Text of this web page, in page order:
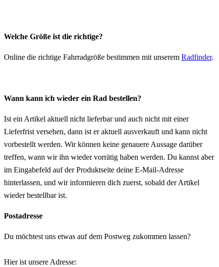
Welche Größe ist die richtige?
Online die richtige Fahrradgröße bestimmen mit unserem Radfinder.
Wann kann ich wieder ein Rad bestellen?
Ist ein Artikel aktuell nicht lieferbar und auch nicht mit einer
Lieferfrist versehen, dann ist er aktuell ausverkauft und kann nicht
vorbestellt werden. Wir können keine genauere Aussage darüber
treffen, wann wir ihn wieder vorrätig haben werden. Du kannst aber
im Eingabefeld auf der Produktseite deine E-Mail-Adresse
hinterlassen, und wir informieren dich zuerst, sobald der Artikel
wieder bestellbar ist.
Postadresse
Du möchtest uns etwas auf dem Postweg zukommen lassen?
Hier ist unsere Adresse: